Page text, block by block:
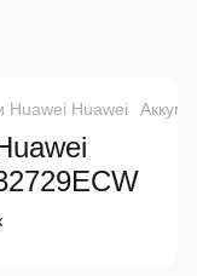
Huawei Huawei